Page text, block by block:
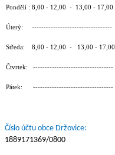
Pondělí : 8,00 - 12,00 - 13,00 - 17,00
Úterý: ----------------------------------
Středa: 8,00 - 12,00 - 13,00 - 17,00
Čtvrtek: ----------------------------------
Pátek: ----------------------------------
Číslo účtu obce Držovice:
1889171369/0800